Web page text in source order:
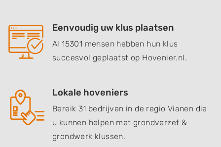
Eenvoudig uw klus plaatsen
Al 15301 mensen hebben hun klus
succesvol geplaatst op Hovenier.nl.
Lokale hoveniers
Bereik 31 bedrijven in de regio Vianen die
u kunnen helpen met grondverzet &
grondwerk klussen.